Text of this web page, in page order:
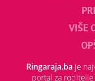
VIŠE
Ringaraja.ba je
portal za